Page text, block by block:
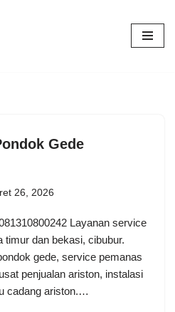
Gede
26, 2026
Layanan service
timur dan bekasi, cibubur.
gede, service pemanas
penjualan ariston, instalasi
cadang ariston.…